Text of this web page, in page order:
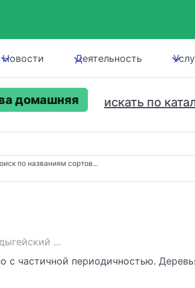
Новости Деятельность
домашняя искать по
по названиям сортов...
...
с частичной периодичностью.